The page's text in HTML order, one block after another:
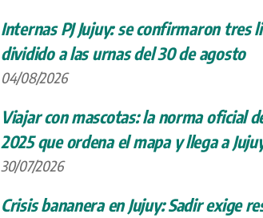
Internas PJ Jujuy: se confirmaron tres
dividido a las urnas del 30 de agosto
04/08/2026
Viajar con mascotas: la norma oficial
2025 que ordena el mapa y llega a
30/07/2026
Crisis bananera en Jujuy: Sadir exige